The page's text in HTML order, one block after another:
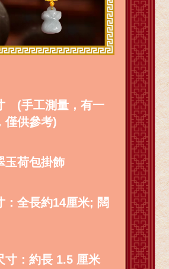
(手工測量，有一
僅供參考)
玉荷包掛飾
：全長約14厘米; 闊
寸：約長 1.5 厘米